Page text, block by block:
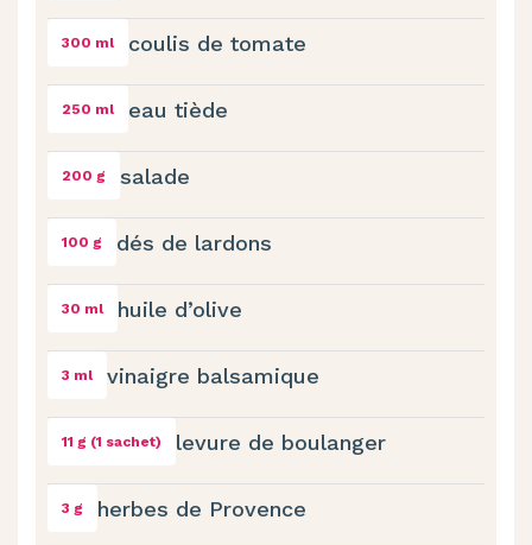
300 ml coulis de tomate
250 ml eau tiède
200 g salade
100 g dés de lardons
30 ml huile d’olive
3 ml vinaigre balsamique
11 g (1 sachet) levure de boulanger
3 g herbes de Provence